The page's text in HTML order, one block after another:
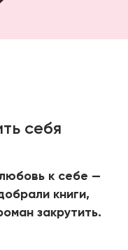
себя
к себе —
книги,
закрутить.